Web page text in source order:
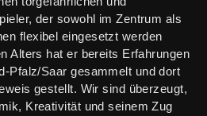
der sowohl im Zentrum als
flexibel eingesetzt werden
Alters hat er bereits Erfahrungen
Pfalz/Saar gesammelt und dort
gestellt. Wir sind überzeugt,
Kreativität und seinem Zug